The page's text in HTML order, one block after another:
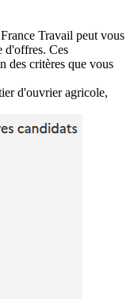
Travail peut vous
d'offres. Ces
des critères que vous
d'ouvrier agricole,